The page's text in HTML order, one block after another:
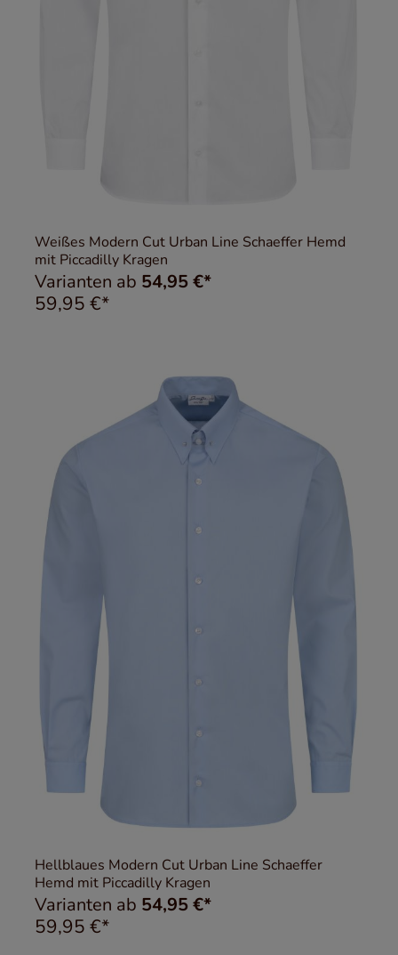
Weißes Modern Cut Urban Line Schaeffer Hemd
mit Piccadilly Kragen
Varianten ab 54,95 €*
59,95 €*
Hellblaues Modern Cut Urban Line Schaeffer
Hemd mit Piccadilly Kragen
Varianten ab 54,95 €*
59,95 €*